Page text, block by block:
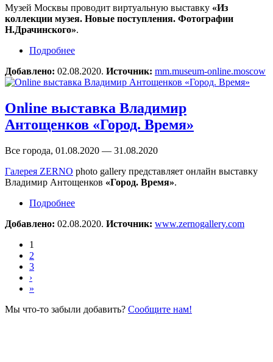
Музей Москвы проводит виртуальную выставку «Из
коллекции музея. Новые поступления. Фотографии
Н.Драчинского».
Подробнее
Н.Драчинского»
Добавлено: 02.08.2020. Источник: mm.museum-online.moscow
Online выставка Владимир
Антощенков «Город. Время»
Все города, 01.08.2020 — 31.08.2020
Галерея ZERNO photo gallery представляет онлайн выставку
Владимир Антощенков «Город. Время».
Подробнее
Добавлено: 02.08.2020. Источник: www.zernogallery.com
1
2
3
›
»
Мы что-то забыли добавить? Сообщите нам!